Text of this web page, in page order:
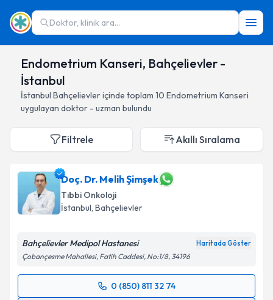
Doktor, klinik ara...
Endometrium Kanseri, Bahçelievler -
İstanbul
İstanbul Bahçelievleriçinde toplam 10 Endometrium Kanseri
uygulayan doktor - uzman bulundu
Filtrele Akıllı Sıralama
Doç. Dr. Melih Şimşek
Tıbbi Onkoloji
İstanbul, Bahçelievler
Bahçelievler Medipol Hastanesi Haritada Göster
Çobançesme Mahallesi, Fatih Caddesi, No:1/8, 34196
0 (850) 811 32 74
Randevu Takvimi Talebi